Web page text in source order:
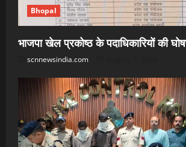
Bhopal
भाजपा खेल प्रकोष्ठ के पदाधिकारियों की
scnnewsindia.com